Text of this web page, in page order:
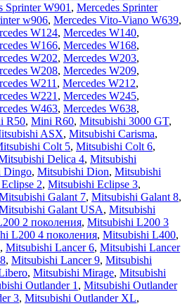
Sprinter W901 , Mercedes Sprinter
w906, Mercedes Vito-Viano W639,
W124, Mercedes W140,
W166, Mercedes W168,
W202, Mercedes W203,
W208, Mercedes W209,
W211 , Mercedes W212,
W221 , Mercedes W245,
W463, Mercedes W638,
R50, Mini R60, Mitsubishi 3000 GT,
ASX, Mitsubishi Carisma,
Colt 5, Mitsubishi Colt 6,
Delica 4, Mitsubishi
Dingo, Mitsubishi Dion, Mitsubishi
2, Mitsubishi Eclipse 3,
Galant 7, Mitsubishi Galant 8,
Galant USA, Mitsubishi
2 поколения, Mitsubishi L200 3
L200 4 поколения, Mitsubishi L400,
, Mitsubishi Lancer 6, Mitsubishi Lancer
, Mitsubishi Lancer 9, Mitsubishi
, Mitsubishi Mirage, Mitsubishi
Outlander 1 , Mitsubishi Outlander
3, Mitsubishi Outlander XL,